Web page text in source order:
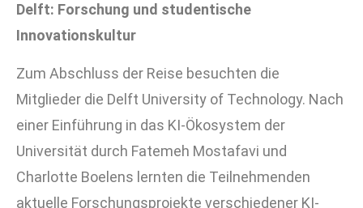
Delft: Forschung und studentische
Innovationskultur
Zum Abschluss der Reise besuchten die
Mitglieder die Delft University of Technology. Nach
einer Einführung in das KI-Ökosystem der
Universität durch Fatemeh Mostafavi und
Charlotte Boelens lernten die Teilnehmenden
aktuelle Forschungsprojekte verschiedener KI-